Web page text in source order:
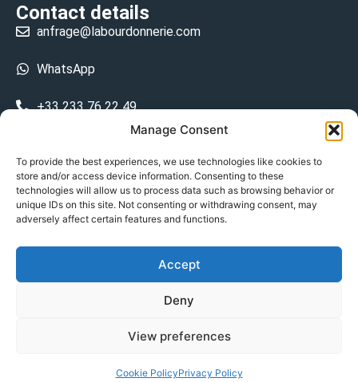
Manage Consent
To provide the best experiences, we use technologies like cookies to
store and/or access device information. Consenting to these
technologies will allow us to process data such as browsing behavior or
unique IDs on this site. Not consenting or withdrawing consent, may
adversely affect certain features and functions.
Accept
Deny
View preferences
Cookie PolicyPrivacy Policy
Contact details
anfrage@labourdonnerie.com
WhatsApp
+33 233 76 22 49
15 La Bourdonnerie 50430 Vesly
prosecuted.blusher.yielded
DE
Datenschutzrichtlinie